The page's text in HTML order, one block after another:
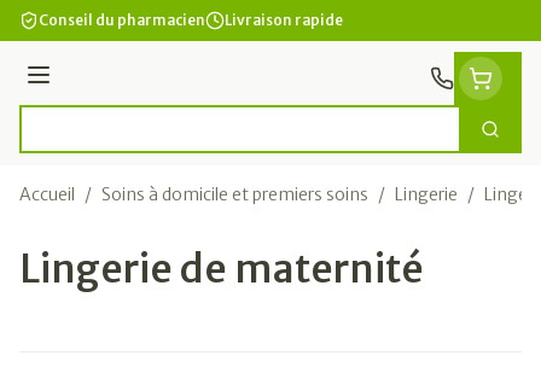
Aller au contenu
Conseil du pharmacien Livraison rapide
Menu
Accueil / Soins à domicile et premiers soins / Lingerie /
Lingerie de maternité